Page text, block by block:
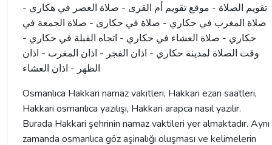
تقويم الصلاة - موقع تقويم أم القرى - صلاة العصر في هكاري -
صلاة المغرب في حكاري - صلاة في حکاری - صلاة الجمعة في
حكاري - صلاة العشاء في حكاري - اتجاه القبلة في حكاري -
وقت الصلاة لمدينة حكاري - اذان الفجر - اذان المغرب - اذان
الظهر - اذان العشاء
Osmanlıca Hakkari namaz vakitleri, Hakkari ezan saatleri,
Hakkari osmanlıca yazılışı, Hakkari arapca nasıl yazılır.
Burada Hakkari şehrinin namaz vaktileri yer almaktadır. Aynı
zamanda osmanlıca göz aşinalığı oluşması ve kelimelerin